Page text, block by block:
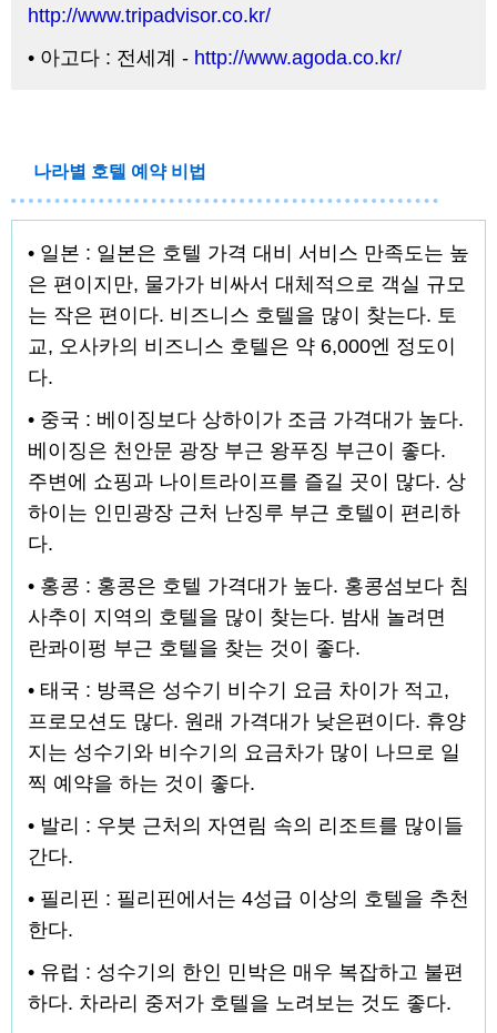
http://www.tripadvisor.co.kr/
• 아고다 : 전세계 - http://www.agoda.co.kr/
나라별 호텔 예약 비법
• 일본 : 일본은 호텔 가격 대비 서비스 만족도는 높
은 편이지만, 물가가 비싸서 대체적으로 객실 규모
는 작은 편이다. 비즈니스 호텔을 많이 찾는다. 토
교, 오사카의 비즈니스 호텔은 약 6,000엔 정도이
다.
• 중국 : 베이징보다 상하이가 조금 가격대가 높다.
베이징은 천안문 광장 부근 왕푸징 부근이 좋다.
주변에 쇼핑과 나이트라이프를 즐길 곳이 많다. 상
하이는 인민광장 근처 난징루 부근 호텔이 편리하
다.
• 홍콩 : 홍콩은 호텔 가격대가 높다. 홍콩섬보다 침
사추이 지역의 호텔을 많이 찾는다. 밤새 놀려면
란콰이펑 부근 호텔을 찾는 것이 좋다.
• 태국 : 방콕은 성수기 비수기 요금 차이가 적고,
프로모션도 많다. 원래 가격대가 낮은편이다. 휴양
지는 성수기와 비수기의 요금차가 많이 나므로 일
찍 예약을 하는 것이 좋다.
• 발리 : 우붓 근처의 자연림 속의 리조트를 많이들
간다.
• 필리핀 : 필리핀에서는 4성급 이상의 호텔을 추천
한다.
• 유럽 : 성수기의 한인 민박은 매우 복잡하고 불편
하다. 차라리 중저가 호텔을 노려보는 것도 좋다.